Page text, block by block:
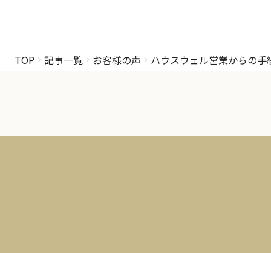
TOP 記事一覧 お客様の声 ハウスウェル営業からの